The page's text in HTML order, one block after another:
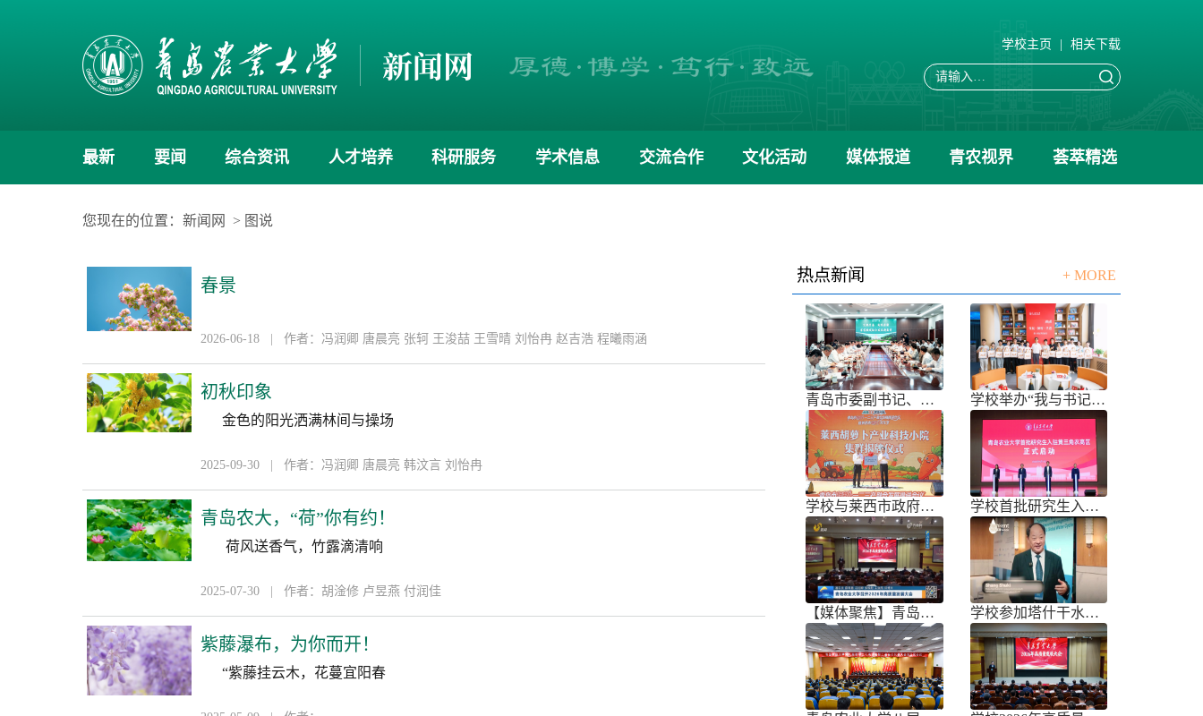
学校主页 相关下载
最新 要闻 综合资讯 人才培养 科研服务 学术信息 交流合作 文化活动 媒体报道 青农视界 荟萃精选
您现在的位置： 新闻网 > 图说
春景
2026-06-18 | 作者：冯润卿 唐晨亮 张轲 王浚喆 王雪晴 刘怡冉 赵吉浩 程曦雨涵
初秋印象
金色的阳光洒满林间与操场
2025-09-30 | 作者：冯润卿 唐晨亮 韩汶言 刘怡冉
青岛农大，“荷”你有约！
荷风送香气，竹露滴清响
2025-07-30 | 作者：胡淦修 卢昱燕 付润佳
紫藤瀑布，为你而开！
“紫藤挂云木，花蔓宜阳春
热点新闻 + MORE
青岛市委副书记、市长任刚来校调研 学校举办“我与书记共话成长”师生面
学校与莱西市政府联合举办青岛市胡萝 学校首批研究生入驻黄三角农高区
【媒体聚焦】青岛农业大学召开202 学校参加塔什干水周2026国际论坛